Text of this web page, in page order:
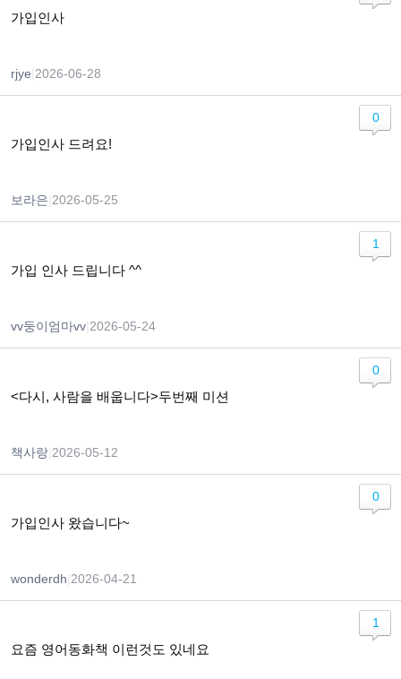
가입인사
rjye 2026-06-28
가입인사 드려요!
보라은 2026-05-25
0
가입 인사 드립니다 ^^
vv둥이엄마vv 2026-05-24
1
<다시, 사람을 배웁니다>두번째 미션
책사랑 2026-05-12
0
가입인사 왔습니다~
wonderdh 2026-04-21
0
요즘 영어동화책 이런것도 있네요
1